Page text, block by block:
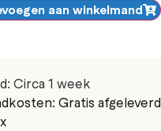
aan winkelmand
Circa 1 week
Gratis afgeleverd